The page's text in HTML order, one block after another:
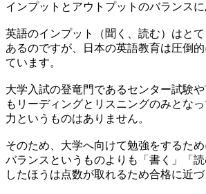
インプットとアウトプットのバランスに
英語のインプット（聞く、読む）はと
あるのですが、日本の英語教育は圧倒
ています。
大学入試の登竜門であるセンター試験
もリーディングとリスニングのみとな
力というものはありません。
そのため、大学へ向けて勉強をするた
バランスというものよりも「書く」「
したほうは点数が取れるため合格に近づ